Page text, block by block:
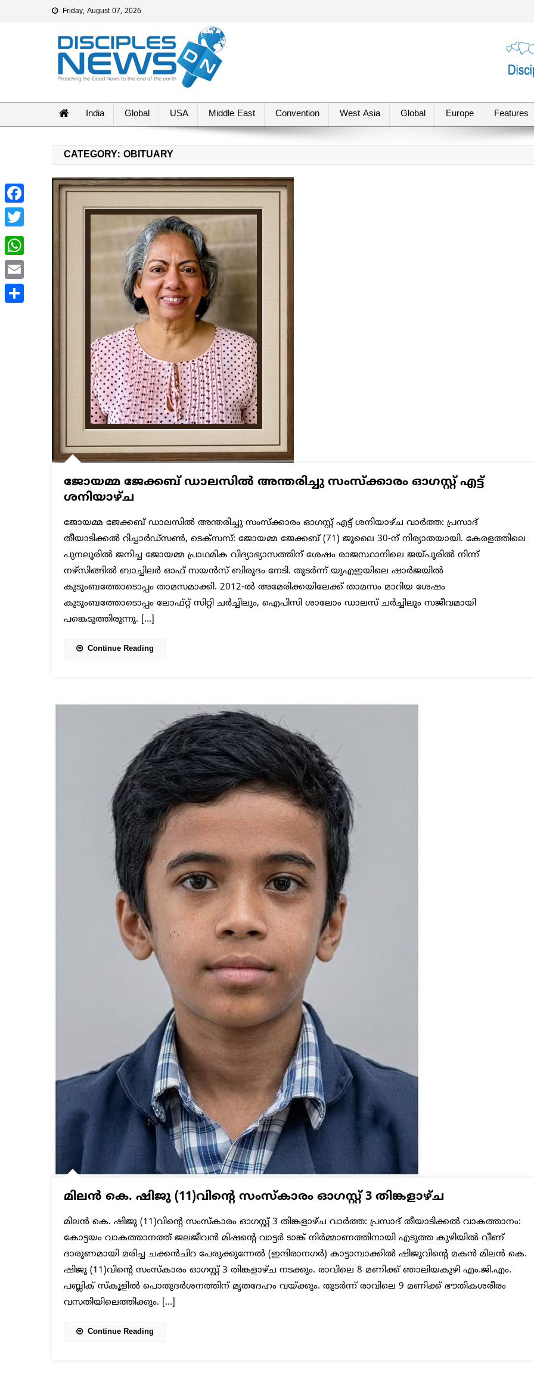
Friday, August 07, 2026
India Global USA Middle East Convention West Asia Global Europe Features
CATEGORY: OBITUARY
ജോയമ്മ ജേക്കബ് ഡാലസിൽ അന്തരിച്ചു സംസ്‌ക്കാരം ഓഗസ്റ്റ് എട്ട്
ശനിയാഴ്ച
ജോയമ്മ ജേക്കബ് ഡാലസിൽ അന്തരിച്ചു സംസ്‌ക്കാരം ഓഗസ്റ്റ് എട്ട് ശനിയാഴ്ച വാർത്ത: പ്രസാദ്
തീയാടിക്കൽ റിച്ചാർഡ്സൺ, ടെക്സസ്: ജോയമ്മ ജേക്കബ് (71) ജൂലൈ 30-ന് നിര്യാതയായി. കേരളത്തിലെ
പുനലൂരിൽ ജനിച്ച ജോയമ്മ പ്രാഥമിക വിദ്യാഭ്യാസത്തിന് ശേഷം രാജസ്ഥാനിലെ ജയ്പൂരിൽ നിന്ന്
നഴ്സിങ്ങിൽ ബാച്ചിലർ ഓഫ് സയൻസ് ബിരുദം നേടി. തുടർന്ന് യുഎഇയിലെ ഷാർജയിൽ
കുടുംബത്തോടൊപ്പം താമസമാക്കി. 2012-ൽ അമേരിക്കയിലേക്ക് താമസം മാറിയ ശേഷം
കുടുംബത്തോടൊപ്പം ലോഫ്റ്റ്‌ സിറ്റി ചർച്ചിലും, ഐപിസി ശാലോം ഡാലസ് ചർച്ചിലും സജീവമായി
പങ്കെടുത്തിരുന്നു. […]
Continue Reading
മിലൻ കെ. ഷിജു (11)വിന്റെ സംസ്കാരം ഓഗസ്റ്റ് 3 തിങ്കളാഴ്ച
മിലൻ കെ. ഷിജു (11)വിന്റെ സംസ്കാരം ഓഗസ്റ്റ് 3 തിങ്കളാഴ്ച വാർത്ത: പ്രസാദ് തീയാടിക്കൽ വാകത്താനം:
കോട്ടയം വാകത്താനത്ത് ജലജീവൻ മിഷന്റെ വാട്ടർ ടാങ്ക് നിർമ്മാണത്തിനായി എടുത്ത കുഴിയിൽ വീണ്
ദാരുണമായി മരിച്ച ചക്കൻചിറ പേരുക്കുന്നേൽ (ഇന്ദിരാനഗർ) കാട്ടാമ്പാക്കിൽ ഷിജുവിന്റെ മകൻ മിലൻ കെ.
ഷിജു (11)വിന്റെ സംസ്കാരം ഓഗസ്റ്റ് 3 തിങ്കളാഴ്ച നടക്കും. രാവിലെ 8 മണിക്ക് ഞാലിയകുഴി എം.ജി.എം.
പബ്ലിക് സ്കൂളിൽ പൊതുദർശനത്തിന് മൃതദേഹം വയ്ക്കും. തുടർന്ന് രാവിലെ 9 മണിക്ക് ഭൗതികശരീരം
വസതിയിലെത്തിക്കും. […]
Continue Reading
Facebook
Twitter
WhatsApp
Email